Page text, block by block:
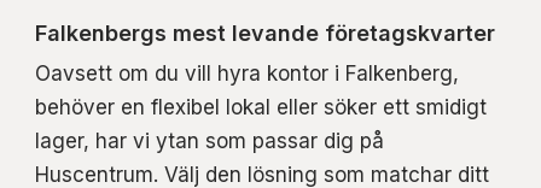
Falkenbergs mest levande företagskvarter
Oavsett om du vill hyra kontor i Falkenberg,
behöver en flexibel lokal eller söker ett smidigt
lager, har vi ytan som passar dig på
Huscentrum. Välj den lösning som matchar ditt